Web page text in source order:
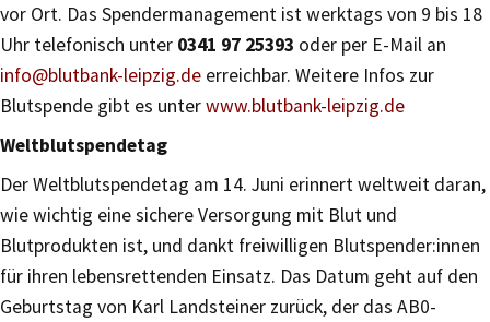
vor Ort. Das Spendermanagement ist werktags von 9 bis 18
Uhr telefonisch unter 0341 97 25393 oder per E-Mail an
info@blutbank-leipzig.de erreichbar. Weitere Infos zur
Blutspende gibt es unterwww.blutbank-leipzig.de
Weltblutspendetag
Der Weltblutspendetag am 14. Juni erinnert weltweit daran,
wie wichtig eine sichere Versorgung mit Blut und
Blutprodukten ist, und dankt freiwilligen Blutspender:innen
für ihren lebensrettenden Einsatz. Das Datum geht auf den
Geburtstag von Karl Landsteiner zurück, der das AB0-